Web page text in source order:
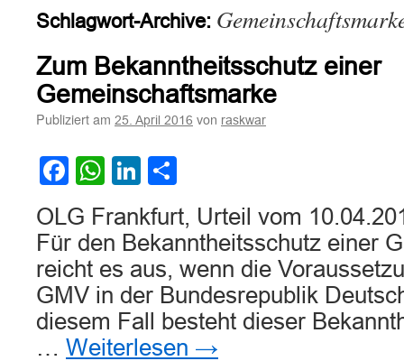
springen
Schlagwort-Archive:
Zum Bekanntheitsschutz einer
Gemeinschaftsmarke
Publiziert am 25. April 2016 von raskwar
Facebook
WhatsApp
LinkedIn
OLG Frankfurt, Urteil vom
Für den Bekanntheitsschutz einer
reicht es aus, wenn die
GMV in der Bundesrepublik
diesem Fall besteht dieser
… Weiterlesen →